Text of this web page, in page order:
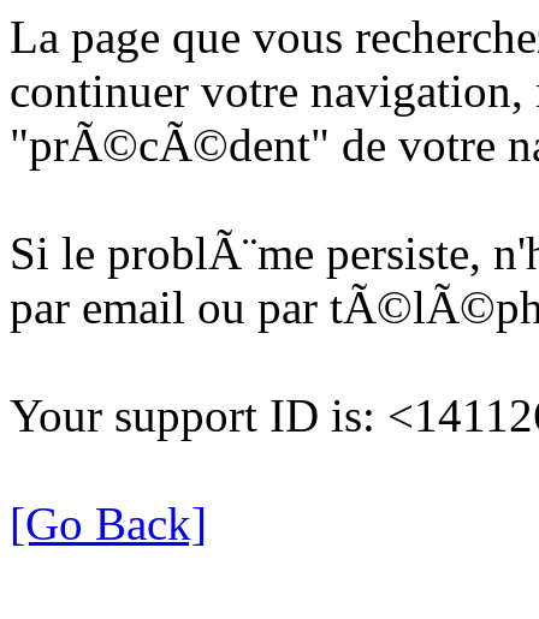
La page que vous
continuer votre
"prÃ©cÃ©dent" de votre
Si le problÃ¨me persiste,
par email ou par
Your support ID is:
[Go Back]